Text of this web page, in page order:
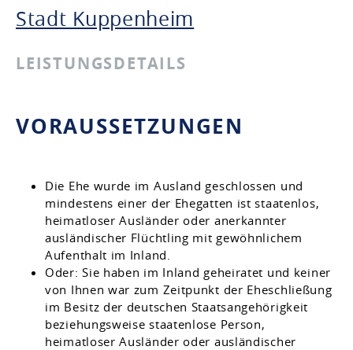
Stadt Kuppenheim
LEISTUNGSDETAILS
VORAUSSETZUNGEN
Die Ehe wurde im Ausland geschlossen und
mindestens einer der Ehegatten ist staatenlos,
heimatloser Ausländer oder anerkannter
ausländischer Flüchtling mit gewöhnlichem
Aufenthalt im Inland.
Oder: Sie haben im Inland geheiratet und keiner
von Ihnen war zum Zeitpunkt der Eheschließung
im Besitz der deutschen Staatsangehörigkeit
beziehungsweise staatenlose Person,
heimatloser Ausländer oder ausländischer